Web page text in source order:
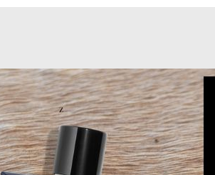
và AI agent
web phản hồi 24/7
thống ra sao